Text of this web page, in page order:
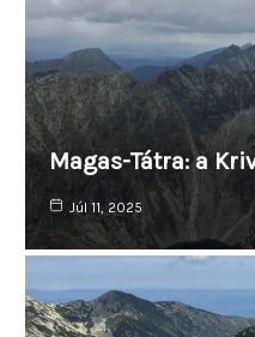
Magas-Tátra: a
Júl 11, 2025